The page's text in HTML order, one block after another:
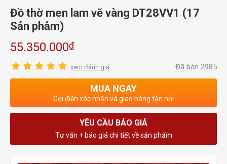
Đồ thờ men lam vẽ vàng DT28VV1 (17
Sản phẫm)
55.350.000₫
xem đánh giá Đã bán 2985
MUA NGAY
Gọi điện xác nhận và giao hàng tận nơi
YÊU CẦU BÁO GIÁ
Tư vấn + báo giá chi tiết về sản phẩm